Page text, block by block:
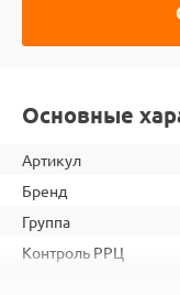
Основные
Артикул
Бренд
Группа
Контроль РРЦ